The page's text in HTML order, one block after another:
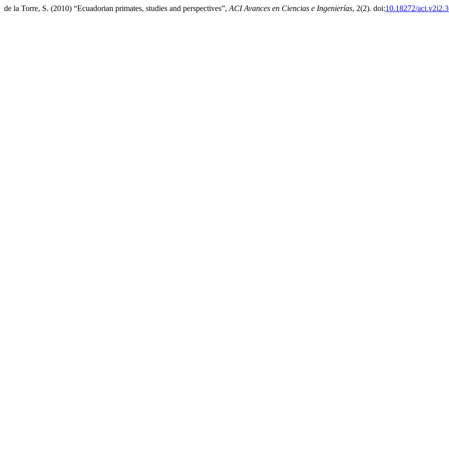
de la Torre, S. (2010) “Ecuadorian primates, studies and perspectives”, ACI Avances en Ciencias e Ingenierías, 2(2). doi:10.18272/